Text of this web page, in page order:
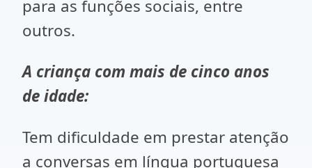
para as funções sociais, entre
outros.
A criança com mais de cinco anos
de idade:
Tem dificuldade em prestar atenção
a conversas em língua portuguesa